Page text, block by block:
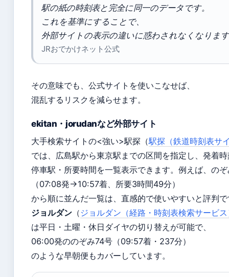
駅の紙の時刻表と完全に同一のデータです。
これを基準にすることで、
外部サイトの表示の違いに惑わされなくなりま
JRおでかけネット公式
その意味でも、公式サイトを使いこなせば、
混乱するリスクを減らせます。
ekitan・jorudanなど外部サイト
大手検索サイトの<強い>駅探 （駅探（鉄道時刻表サ
では、広島駅から東京駅までの区間を指定し、発着
停車駅・所要時間を一覧表示できます。例えば、の
（07:08発→10:57着、所要3時間49分）
から順に並んだ一覧は、直感的で使いやすいと評判
ジョルダン （ ジョルダン（経路・時刻表検索サービ
は平日・土曜・休日ダイヤの切り替えが可能で、
06:00発ののぞみ74号（09:57着・237分）
のような早朝便もカバーしています。